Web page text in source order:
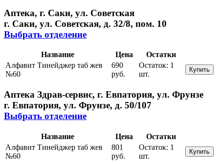
Аптека, г. Саки, ул. Советская
г. Саки, ул. Советская, д. 32/8, пом. 10
Выбрать отделение
Название Цена
Остатки
Алфавит Тинейджер таб жев
№60
690
руб.
Остаток: 1
шт.
Купить
Аптека Здрав-сервис, г. Евпатория, ул. Фрунзе
г. Евпатория, ул. Фрунзе, д. 50/107
Выбрать отделение
Название Цена
Остатки
Алфавит Тинейджер таб жев
№60
801
руб.
Остаток: 1
шт.
Купить